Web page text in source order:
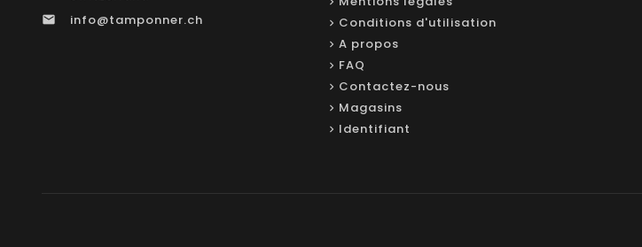
 info@tamponner.ch
Conditions d'utilisation
A propos
FAQ
Contactez-nous
Magasins
Identifiant